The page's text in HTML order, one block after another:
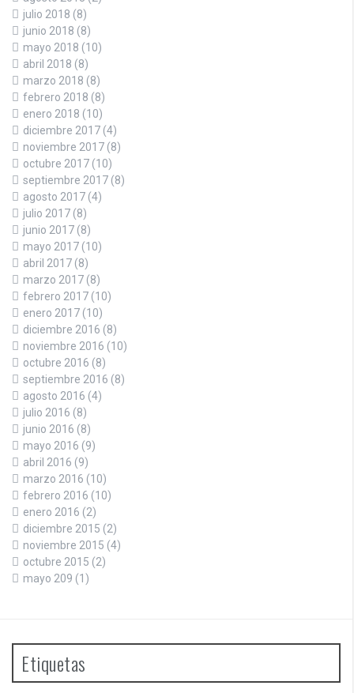
julio 2018 (8)
junio 2018 (8)
mayo 2018 (10)
abril 2018 (8)
marzo 2018 (8)
febrero 2018 (8)
enero 2018 (10)
diciembre 2017 (4)
noviembre 2017 (8)
octubre 2017 (10)
septiembre 2017 (8)
agosto 2017 (4)
julio 2017 (8)
junio 2017 (8)
mayo 2017 (10)
abril 2017 (8)
marzo 2017 (8)
febrero 2017 (10)
enero 2017 (10)
diciembre 2016 (8)
noviembre 2016 (10)
octubre 2016 (8)
septiembre 2016 (8)
agosto 2016 (4)
julio 2016 (8)
junio 2016 (8)
mayo 2016 (9)
abril 2016 (9)
marzo 2016 (10)
febrero 2016 (10)
enero 2016 (2)
diciembre 2015 (2)
noviembre 2015 (4)
octubre 2015 (2)
mayo 209 (1)
Etiquetas